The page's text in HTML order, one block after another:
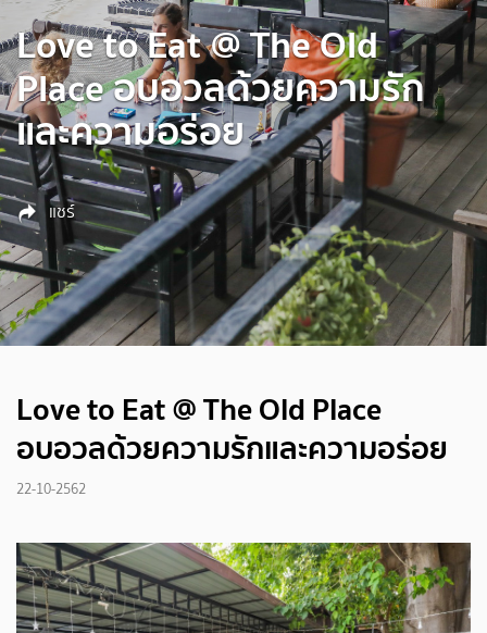
Love to Eat @ The Old
Place อบอวลด้วยความรัก
และความอร่อย
แชร์
Love to Eat @ The Old Place
อบอวลด้วยความรักและความอร่อย
22-10-2562